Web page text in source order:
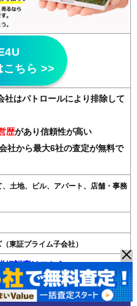
ちら >>
社はパトロールにより排除して
歴があり信頼性が高い
社から最大6社の査定が無料で
、土地、ビル、アパート、店舗・事務
東証プライム子会社）
細記事はこちら